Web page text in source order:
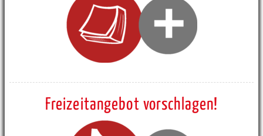
Freizeitangebot vorschlagen!